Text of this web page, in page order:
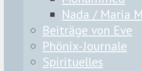
Nada / Maria
Beiträge von Eve
Phönix-Journale
Spirituelles